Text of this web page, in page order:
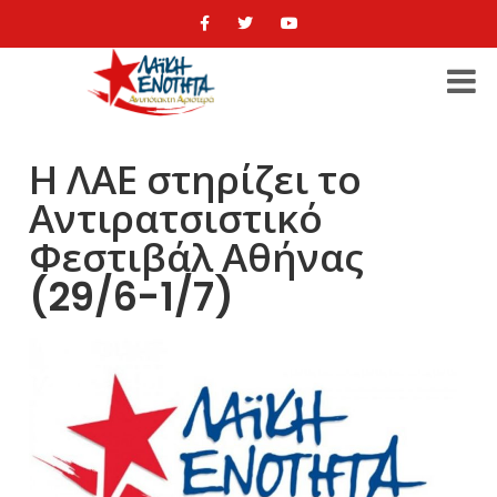
Η ΛΑΕ στηρίζει το
Αντιρατσιστικό
Φεστιβάλ Αθήνας
(29/6-1/7)